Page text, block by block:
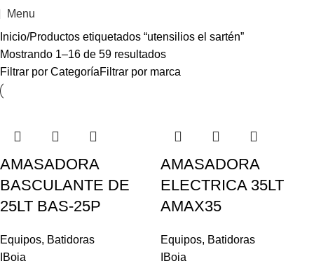
Menu
Inicio Productos etiquetados “utensilios el sartén”
Mostrando 1–16 de 59 resultados
Filtrar por CategoríaFiltrar por marca
AMASADORA
BASCULANTE DE
25LT BAS-25P
Equipos, Batidoras
IBoia
AMASADORA
ELECTRICA 35LT
AMAX35
Equipos, Batidoras
IBoia